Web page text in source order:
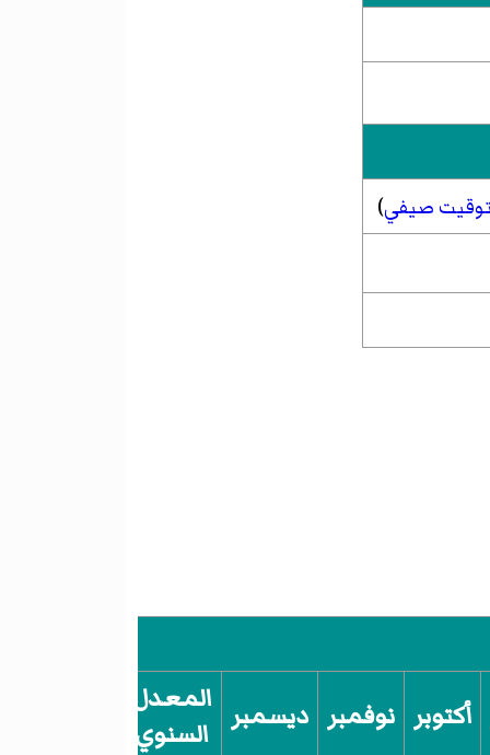
صيفي)
أكتوبر نوفمبر ديسمبر المعدل
السنوي